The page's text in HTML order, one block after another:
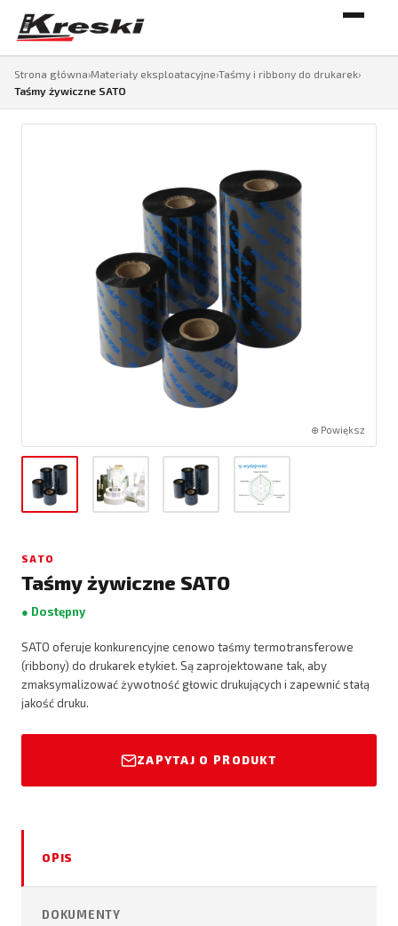
Strona główna›Materiały eksploatacyjne›Taśmy i ribbony do drukarek›
Taśmy żywiczne SATO
⊕ Powiększ
SATO
Taśmy żywiczne SATO
● Dostępny
SATO oferuje konkurencyjne cenowo taśmy termotransferowe
(ribbony) do drukarek etykiet. Są zaprojektowane tak, aby
zmaksymalizować żywotność głowic drukujących i zapewnić stałą
jakość druku.
ZAPYTAJ O PRODUKT
OPIS
DOKUMENTY